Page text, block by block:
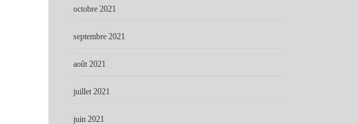
octobre 2021
septembre 2021
août 2021
juillet 2021
juin 2021